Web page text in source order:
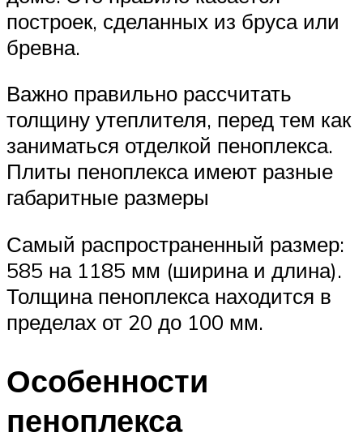
построек, сделанных из бруса или
бревна.
Важно правильно рассчитать
толщину утеплителя, перед тем как
заниматься отделкой пеноплекса.
Плиты пеноплекса имеют разные
габаритные размеры
Самый распространенный размер:
585 на 1185 мм (ширина и длина).
Толщина пеноплекса находится в
пределах от 20 до 100 мм.
Особенности
пеноплекса